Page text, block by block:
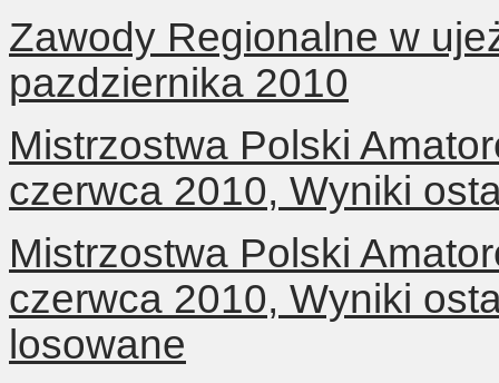
Zawody Regionalne w
pazdziernika 2010
Mistrzostwa Polski
czerwca 2010, Wyniki
Mistrzostwa Polski
czerwca 2010, Wyniki
losowane